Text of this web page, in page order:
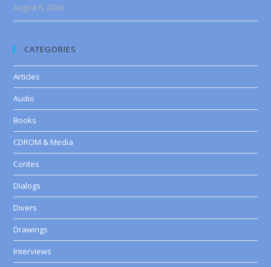
August 6, 2026
CATEGORIES
Articles
Audio
Books
CDROM & Media
Contes
Dialogs
Divers
Drawings
Interviews